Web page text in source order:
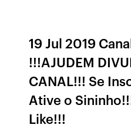
19 Jul 2019
!!!AJUDEM
CANAL!!! Se
Ative o
Like!!!